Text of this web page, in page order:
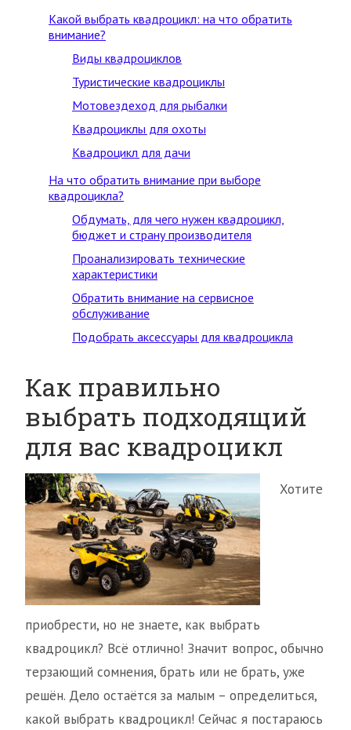
Какой выбрать квадроцикл: на что обратить
внимание?
Виды квадроциклов
Туристические квадроциклы
Мотовездеход для рыбалки
Квадроциклы для охоты
Квадроцикл для дачи
На что обратить внимание при выборе
квадроцикла?
Обдумать, для чего нужен квадроцикл,
бюджет и страну производителя
Проанализировать технические
характеристики
Обратить внимание на сервисное
обслуживание
Подобрать аксессуары для квадроцикла
Как правильно
выбрать подходящий
для вас квадроцикл
Хотите
приобрести, но не знаете, как выбрать
квадроцикл? Всё отлично! Значит вопрос, обычно
терзающий сомнения, брать или не брать, уже
решён. Дело остаётся за малым – определиться,
какой выбрать квадроцикл! Сейчас я постараюсь